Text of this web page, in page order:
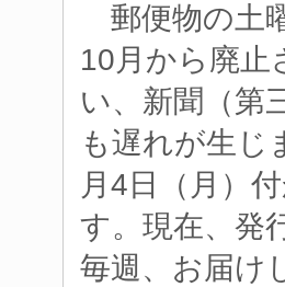
郵便物の土
10月から廃止
い、新聞（第
も遅れが生じ
月4日（月）
す。現在、発
毎週、お届け